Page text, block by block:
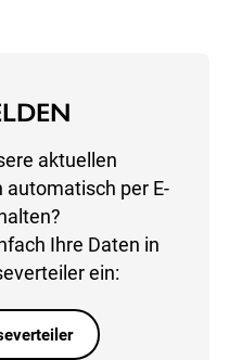
aktuellen
per E-
Ihre Daten in
ein: